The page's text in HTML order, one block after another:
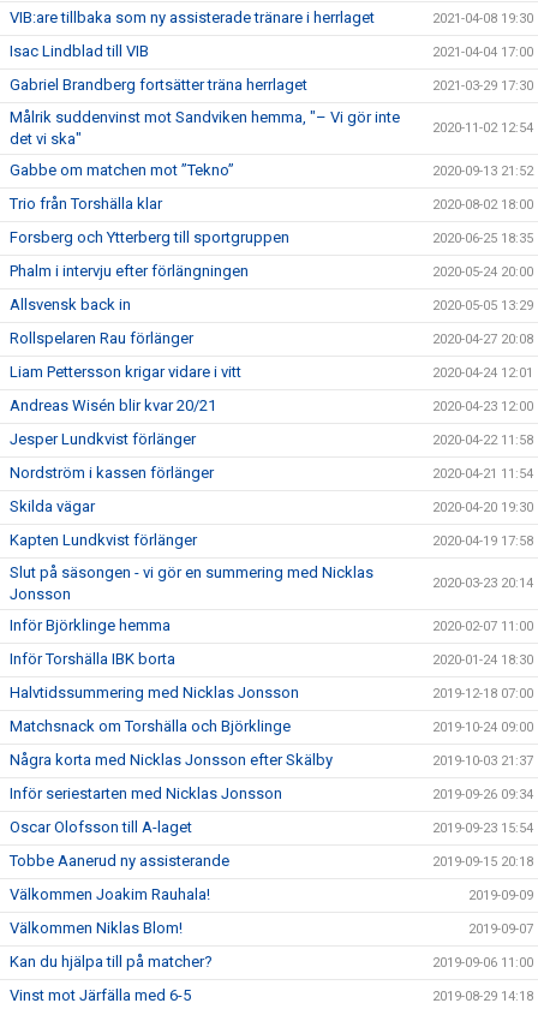
VIB:are tillbaka som ny assisterade tränare i herrlaget 2021-04-08 19:30
Isac Lindblad till VIB 2021-04-04 17:00
Gabriel Brandberg fortsätter träna herrlaget 2021-03-29 17:30
Målrik suddenvinst mot Sandviken hemma, "– Vi gör inte
det vi ska"
2020-11-02 12:54
Gabbe om matchen mot ”Tekno” 2020-09-13 21:52
Trio från Torshälla klar 2020-08-02 18:00
Forsberg och Ytterberg till sportgruppen 2020-06-25 18:35
Phalm i intervju efter förlängningen 2020-05-24 20:00
Allsvensk back in 2020-05-05 13:29
Rollspelaren Rau förlänger 2020-04-27 20:08
Liam Pettersson krigar vidare i vitt 2020-04-24 12:01
Andreas Wisén blir kvar 20/21 2020-04-23 12:00
Jesper Lundkvist förlänger 2020-04-22 11:58
Nordström i kassen förlänger 2020-04-21 11:54
Skilda vägar 2020-04-20 19:30
Kapten Lundkvist förlänger 2020-04-19 17:58
Slut på säsongen - vi gör en summering med Nicklas
Jonsson
2020-03-23 20:14
Inför Björklinge hemma 2020-02-07 11:00
Inför Torshälla IBK borta 2020-01-24 18:30
Halvtidssummering med Nicklas Jonsson 2019-12-18 07:00
Matchsnack om Torshälla och Björklinge 2019-10-24 09:00
Några korta med Nicklas Jonsson efter Skälby 2019-10-03 21:37
Inför seriestarten med Nicklas Jonsson 2019-09-26 09:34
Oscar Olofsson till A-laget 2019-09-23 15:54
Tobbe Aanerud ny assisterande 2019-09-15 20:18
Välkommen Joakim Rauhala! 2019-09-09
Välkommen Niklas Blom! 2019-09-07
Kan du hjälpa till på matcher? 2019-09-06 11:00
Vinst mot Järfälla med 6-5 2019-08-29 14:18